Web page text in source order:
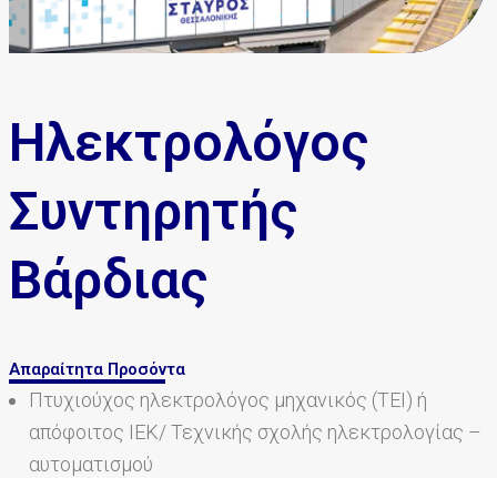
Ηλεκτρολόγος
Συντηρητής
Βάρδιας
Απαραίτητα Προσόντα
Πτυχιούχος ηλεκτρολόγος μηχανικός (ΤΕΙ) ή
απόφοιτος ΙΕΚ/ Τεχνικής σχολής ηλεκτρολογίας –
αυτοματισμού